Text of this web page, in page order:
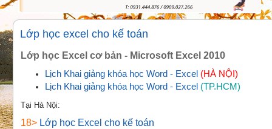
Lớp học excel cho kế toán
Lớp học Excel cơ bản - Microsoft Excel 2010
Lịch Khai giảng khóa học Word - Excel (HÀ NỘI)
Lịch Khai giảng khóa học Word - Excel (TP.HCM)
Tại Hà Nội:
18> Lớp học Excel cho kế toán